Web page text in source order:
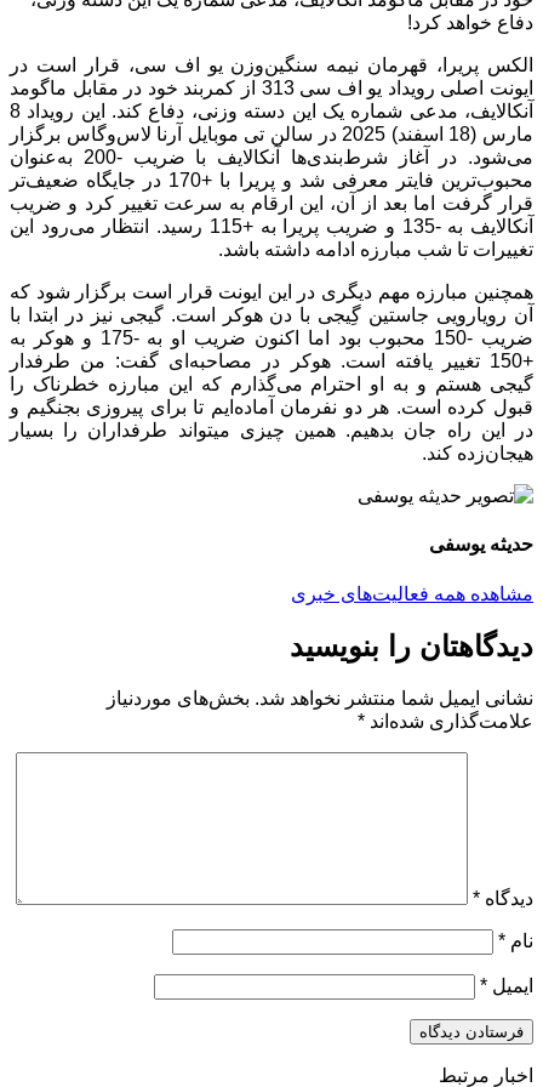
دفاع خواهد کرد!
الکس پریرا، قهرمان نیمه سنگین‌وزن یو اف سی، قرار است در
ایونت اصلی رویداد یو اف سی 313 از کمربند خود در مقابل ماگومد
آنکالایف، مدعی شماره یک این دسته وزنی، دفاع کند. این رویداد 8
مارس (18 اسفند) 2025 در سالن تی موبایل آرنا لاس‌وگاس برگزار
می‌شود. در آغاز شرط‌بندی‌ها آنکالایف با ضریب -200 به‌عنوان
محبوب‌ترین فایتر معرفی شد و پریرا با +170 در جایگاه ضعیف‌تر
قرار گرفت اما بعد از آن، این ارقام به سرعت تغییر کرد و ضریب
آنکالایف به -135 و ضریب پریرا به +115 رسید. انتظار می‌رود این
تغییرات تا شب مبارزه ادامه داشته باشد.
همچنین مبارزه مهم دیگری در این ایونت قرار است برگزار شود که
آن رویارویی جاستین گِیجی با دن هوکر است. گیجی نیز در ابتدا با
ضریب -150 محبوب بود اما اکنون ضریب او به -175 و هوکر به
+150 تغییر یافته است. هوکر در مصاحبه‌ای گفت: من طرفدار
گیجی هستم و به او احترام می‌گذارم که این مبارزه خطرناک را
قبول کرده است. هر دو نفرمان آماده‌ایم تا برای پیروزی بجنگیم و
در این راه جان بدهیم. همین چیزی میتواند طرفداران را بسیار
هیجان‌زده کند.
حدیثه یوسفی
مشاهده همه فعالیت‌های خبری
دیدگاهتان را بنویسید
نشانی ایمیل شما منتشر نخواهد شد. بخش‌های موردنیاز
علامت‌گذاری شده‌اند *
دیدگاه *
نام *
ایمیل *
اخبار مرتبط